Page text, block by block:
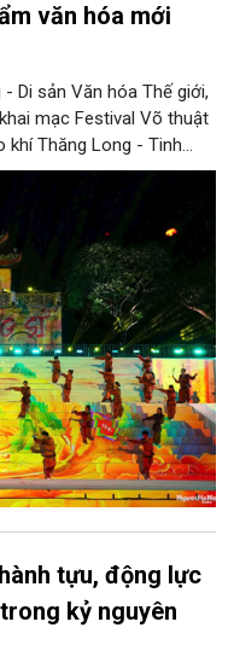
văn hóa mới
Di sản Văn hóa Thế giới,
mạc Festival Võ thuật
khí Thăng Long - Tinh
Festival đánh dấu
phần tôn vinh truyền
ảnh Hà Nội và thúc đẩy
giới.
tựu, động lực
kỷ nguyên